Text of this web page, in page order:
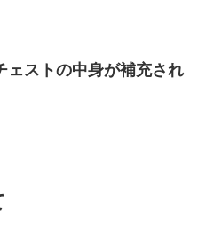
ェストの中身が補充され